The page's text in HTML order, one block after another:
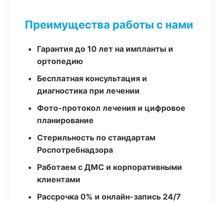
Преимущества работы с нами
Гарантия до 10 лет на импланты и
ортопедию
Бесплатная консультация и
диагностика при лечении
Фото-протокол лечения и цифровое
планирование
Стерильность по стандартам
Роспотребнадзора
Работаем с ДМС и корпоративными
клиентами
Рассрочка 0% и онлайн-запись 24/7